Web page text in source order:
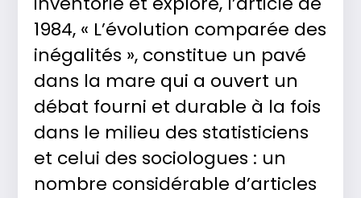
1984, « L’évolution comparée des
inégalités », constitue un pavé
dans la mare qui a ouvert un
débat fourni et durable à la fois
dans le milieu des statisticiens
et celui des sociologues : un
nombre considérable d’articles